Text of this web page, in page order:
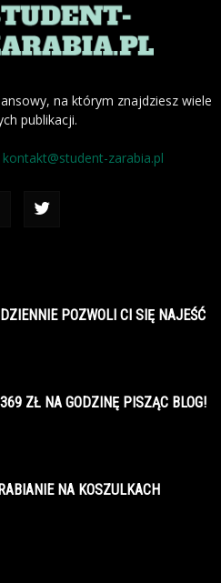
na którym znajdziesz wiele
publikacji.
kontakt@student-zarabia.pl
POZWOLI CI SIĘ NAJEŚĆ
ZŁ NA GODZINĘ PISZĄC BLOG!
NA KOSZULKACH